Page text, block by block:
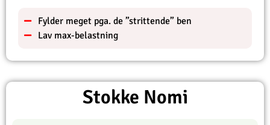
Fylder meget pga. de ”strittende” ben
Lav max-belastning
Stokke Nomi